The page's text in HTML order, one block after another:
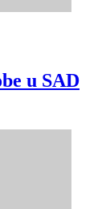
u SAD